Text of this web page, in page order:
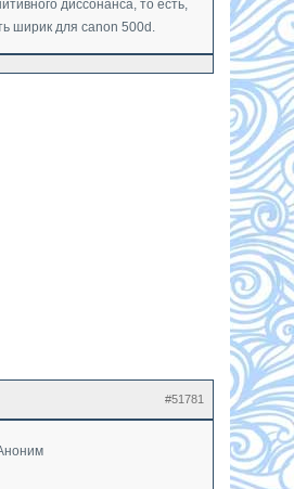
диссонанса, то есть,
ширик для canon 500d.
#51781